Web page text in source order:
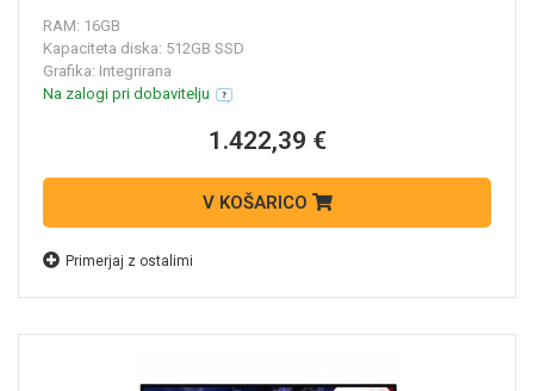
računalnik 12YH0022ZY
RAM: 16GB
Kapaciteta diska: 512GB SSD
Grafika: Integrirana
Na zalogi pri dobavitelju
1.422,39 €
V KOŠARICO
Primerjaj z ostalimi